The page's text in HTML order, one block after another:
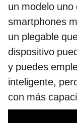
un modelo
smartphones
un plegable
dispositivo
y puedes
inteligente,
con más